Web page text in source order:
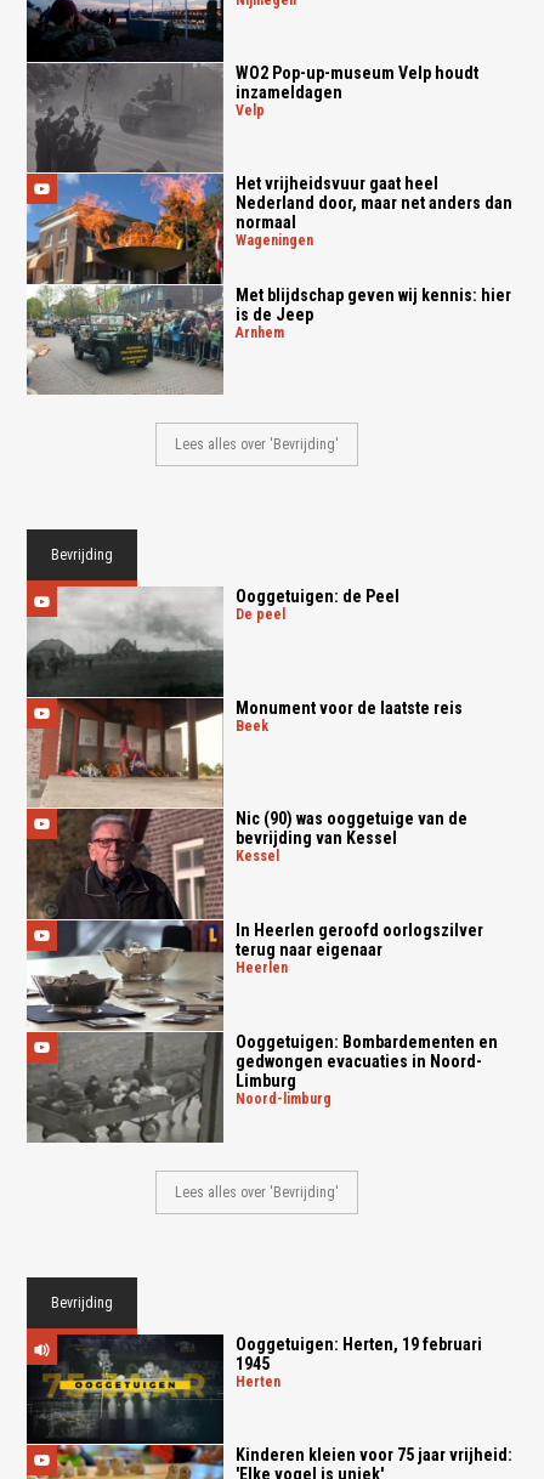
WO2 Pop-up-museum Velp houdt
inzameldagen
velp
Het vrijheidsvuur gaat heel
Nederland door, maar net anders dan
normaal
wageningen
Met blijdschap geven wij kennis: hier
is de Jeep
arnhem
Lees alles over 'Bevrijding'
Bevrijding
Ooggetuigen: de Peel
de peel
Monument voor de laatste reis
beek
Nic (90) was ooggetuige van de
bevrijding van Kessel
kessel
In Heerlen geroofd oorlogszilver
terug naar eigenaar
heerlen
Ooggetuigen: Bombardementen en
gedwongen evacuaties in Noord-
Limburg
noord-limburg
Lees alles over 'Bevrijding'
Bevrijding
Ooggetuigen: Herten, 19 februari
1945
herten
Kinderen kleien voor 75 jaar vrijheid:
'Elke vogel is uniek'